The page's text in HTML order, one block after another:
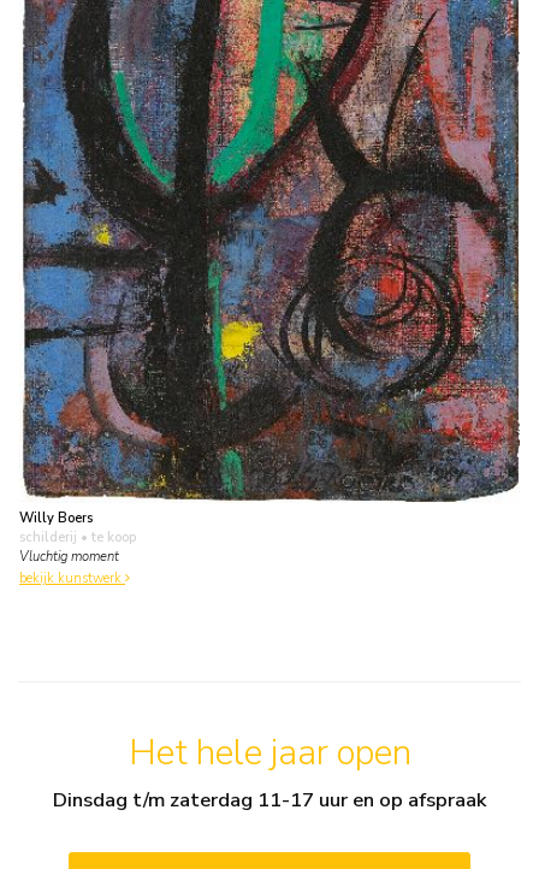
Willy Boers
schilderij • te koop
Vluchtig moment
bekijk kunstwerk
Het hele jaar open
Dinsdag t/m zaterdag 11-17 uur en op afspraak